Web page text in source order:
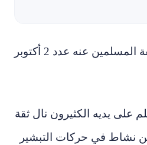
نقلاً عن ما نشرته صحيفة المسلمين عنه عدد 2 أكتوبر
على يديه الكثيرون نال ثقة
نشاط في حركات التبشير